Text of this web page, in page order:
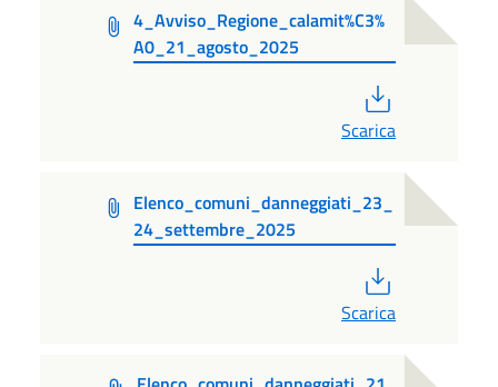
4_Avviso_Regione_calamit%C3%
A0_21_agosto_2025
Scarica
Elenco_comuni_danneggiati_23_
24_settembre_2025
Scarica